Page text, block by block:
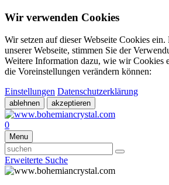
Wir verwenden Cookies
Wir setzen auf dieser Webseite Cookies
unserer Webseite, stimmen Sie der
Weitere Information dazu, wie wir Cookies
die Voreinstellungen verändern können:
Einstellungen Datenschutzerklärung
ablehnen akzeptieren
0
Menu
Erweiterte Suche